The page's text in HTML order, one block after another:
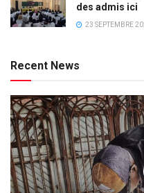
des admis ici
23 SEPTEMBRE
Recent News